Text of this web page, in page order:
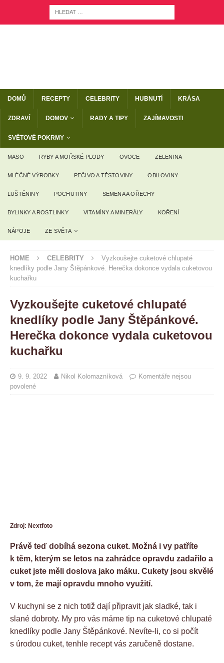
DOMŮ RECEPTY CELEBRITY HUBNUTÍ KRÁSA
ZDRAVÍ DOMOV RADY A TIPY ZAJÍMAVOSTI
SVĚTOVÉ POKRMY
MASO RYBY A MOŘSKÉ PLODY OVOCE ZELENINA
MLÉČNÉ VÝROBKY PEČIVO A TĚSTOVINY OBILOVINY
LUŠTĚNINY POCHUTINY SEMENA A OŘECHY
BYLINKY A ROSTLINKY VITAMÍNY A MINERÁLY KOŘENÍ
NÁPOJE ZE SVĚTA
HOME CELEBRITY
Vyzkoušejte cuketové chlupaté
knedlíky podle Jany Štěpánkové. Herečka dokonce vydala cuketovou
kuchařku
Vyzkoušejte cuketové chlupaté
knedlíky podle Jany Štěpánkové.
Herečka dokonce vydala cuketovou
kuchařku
9. 9. 2022 Nikol Kolomazníková
Komentáře nejsou
povolené
Zdroj: Nextfoto
Právě teď dobíhá sezona cuket. Možná i vy patříte
k těm, kterým se letos na zahrádce opravdu zadařilo a
cuket jste měli doslova jako máku. Cukety jsou skvělé
v tom, že mají opravdu mnoho využití.
V kuchyni se z nich totiž dají připravit jak sladké, tak i
slané dobroty. My pro vás máme tip na cuketové chlupaté
knedlíky podle Jany Štěpánkové. Nevíte-li, co si počít
s úrodou cuket, tenhle recept vás zaručeně dostane.